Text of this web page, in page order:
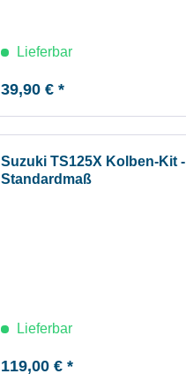
Lieferbar
39,90 € *
Suzuki TS125X Kolben-Kit -
Standardmaß
Lieferbar
119,00 € *